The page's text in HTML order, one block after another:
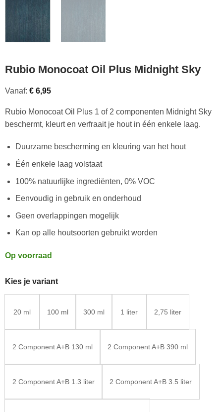
Rubio Monocoat Oil Plus Midnight Sky
Vanaf: €6,95
Rubio Monocoat Oil Plus 1 of 2 componenten Midnight Sky
beschermt, kleurt en verfraait je hout in één enkele laag.
Duurzame bescherming en kleuring van het hout
Één enkele laag volstaat
100% natuurlijke ingrediënten, 0% VOC
Eenvoudig in gebruik en onderhoud
Geen overlappingen mogelijk
Kan op alle houtsoorten gebruikt worden
Op voorraad
Kies je variant
20 ml 100 ml 300 ml 1 liter 2,75 liter
2 Component A+B 130 ml 2 Component A+B 390 ml
2 Component A+B 1.3 liter 2 Component A+B 3.5 liter